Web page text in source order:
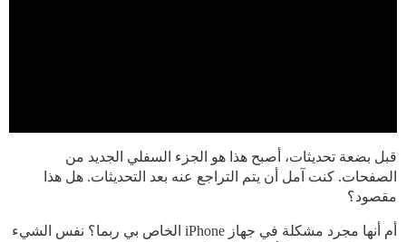
قبل بضعة تحديثات، أصبح هذا هو الجزء السفلي الجديد من
الصفحات. كنت آمل أن يتم التراجع عنه بعد التحديثات. هل هذا
مقصود؟
أم أنها مجرد مشكلة في جهاز iPhone الخاص بي ربما؟ نفس الشيء